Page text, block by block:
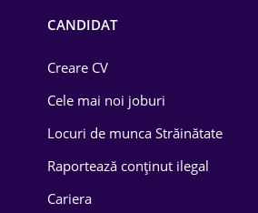
Drept
Educație / Training
Energetică
CANDIDAT
Creare CV
Cele mai noi joburi
Locuri de munca Străinătate
Raportează conținut ilegal
Cariera